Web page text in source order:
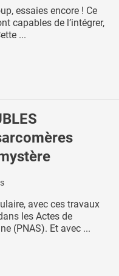
essaies encore ! Ce
capables de l’intégrer,
...
avec ces travaux
les Actes de
(PNAS). Et avec ...